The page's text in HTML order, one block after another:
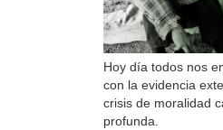
Hoy día todos nos
con la evidencia
crisis de moralidad
profunda.